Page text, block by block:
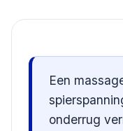
Een
onderrug